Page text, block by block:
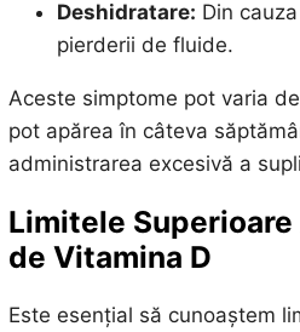
Deshidratare: Din
pierderii de fluide.
Aceste simptome pot varia
pot apărea în câteva
administrarea excesivă a
Limitele
de Vitamina D
Este esențial să cunoaștem